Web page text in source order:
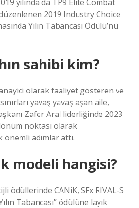
yılında da TP9 Elite Combat
2019 Industry Choice
Yılın Tabancası Ödülü’nü
sahibi kim?
olarak faaliyet gösteren ve
yavaş yavaş aşan aile,
Zafer Aral liderliğinde 2023
noktası olarak
adımlar attı.
modeli hangisi?
ödüllerinde CANiK, SFx RIVAL-S
Tabancası” ödülüne layık